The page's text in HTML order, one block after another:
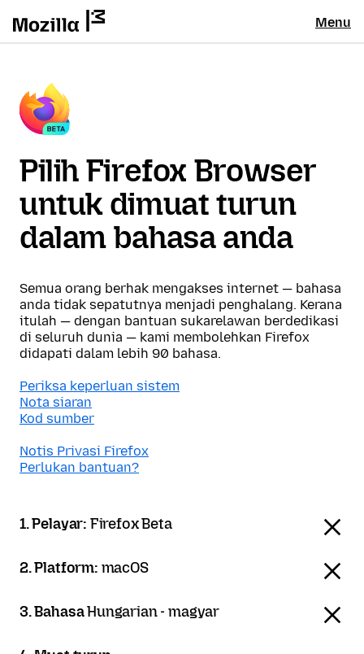
Menu
Pilih Firefox Browser
untuk dimuat turun
dalam bahasa anda
Semua orang berhak mengakses internet — bahasa
anda tidak sepatutnya menjadi penghalang. Kerana
itulah — dengan bantuan sukarelawan berdedikasi
di seluruh dunia — kami membolehkan Firefox
didapati dalam lebih 90 bahasa.
Periksa keperluan sistem
Nota siaran
Kod sumber
Notis Privasi Firefox
Perlukan bantuan?
1. Pelayar: Firefox Beta
2. Platform: macOS
3. BahasaHungarian - magyar